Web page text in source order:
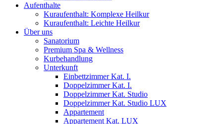
Aufenthalte
Kuraufenthalt: Komplexe Heilkur
Kuraufenthalt: Leichte Heilkur
Über uns
Sanatorium
Premium Spa & Wellness
Kurbehandlung
Unterkunft
Einbettzimmer Kat. I.
Doppelzimmer Kat. I.
Doppelzimmer Kat. Studio
Doppelzimmer Kat. Studio LUX
Appartement
Appartement Kat. LUX